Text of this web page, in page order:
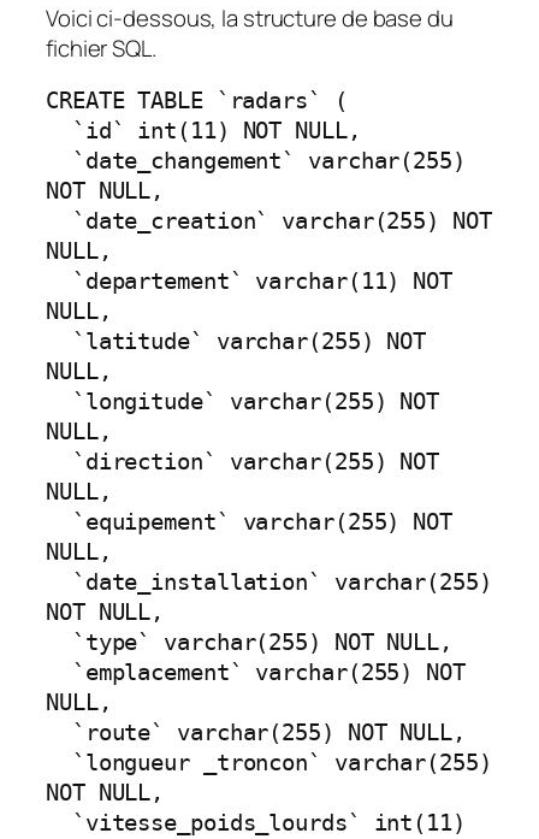
Voici ci-dessous, la structure de base du
fichier SQL.
CREATE TABLE `radars` (
NOT NULL,
NULL,
NULL,
NULL,
NULL,
NULL,
NULL,
NOT NULL,
NULL,
NOT NULL,